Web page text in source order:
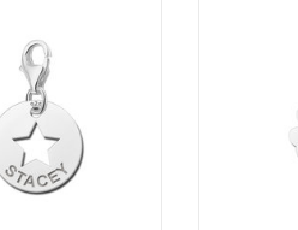
AAN WINKELWAGEN